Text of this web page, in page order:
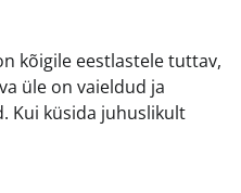
kõigile eestlastele tuttav,
üle on vaieldud ja
Kui küsida juhuslikult